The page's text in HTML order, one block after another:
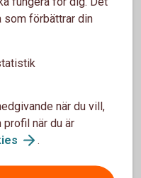
-
lönelista,
mer som gäller
som förbättrar din
när du vill,
när du är
.